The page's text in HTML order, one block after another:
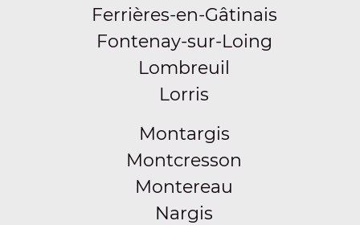
Ferrières-en-Gâtinais
Fontenay-sur-Loing
Lombreuil
Lorris
Montargis
Montcresson
Montereau
Nargis